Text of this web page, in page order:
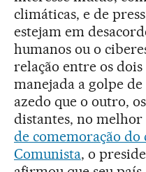
climáticas, e de
estejam em
humanos ou o
relação entre os dois
manejada a golpe
azedo que o outro,
distantes, no melhor
de comemoração
Comunista, o